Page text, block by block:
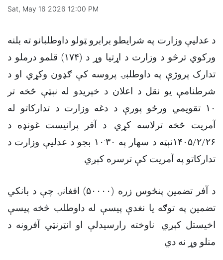
Sat, May 16 2026 12:00 PM
د عدليې وزارت په شرایطو برابرو ټولو داوطلبانو ته بلنه
ورکوي ترڅو د وزارت د اړتیا وړ د (۱۷۴) قلمو درملو د
تدارک پروژې په داوطلبۍ پروسه کې ګډون وکړي او د
شرطنامې یو نقل د اعلان د خپریدو له نېټې څخه تر
۱۰ تقویمي ورځو پورې د
دغه وزارت د تدارکاتو له
آمریت څخه ترلاسه کړي. د آفر پرانیست غونډه د
۱۴۰۵/۲/۲۶نېټه د سهار په ۱۰:۳۰ بجو د عدليې وزارت د
تدارکاتو په آمریت کې ترسره کېږي
د آفر تضمین پنځوس زره (۵۰۰۰۰) افغانۍ چې د بانکي
تضمین په توګه یا نغدې پیسې له داوطلب څخه پیسې
اخیستل کېږي. ناوخته رارسیدلې او انټرنټي آفرونه د
منلو وړ نه دي